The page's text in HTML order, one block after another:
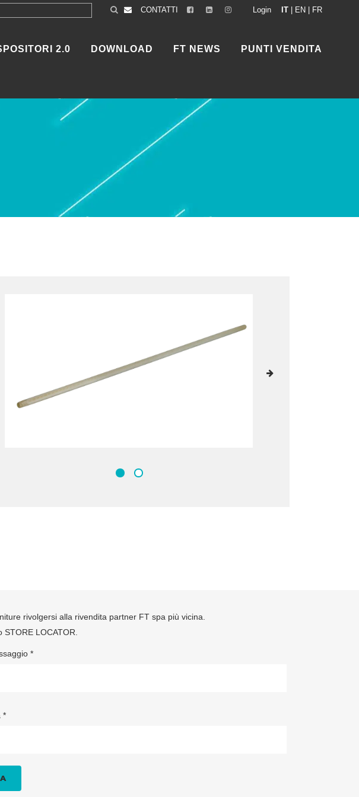
CONTATTI Login IT EN FR
2.0 DOWNLOAD FT NEWS PUNTI VENDITA
rivolgersi alla rivendita partner FT spa più vicina.
STORE LOCATOR
*
*